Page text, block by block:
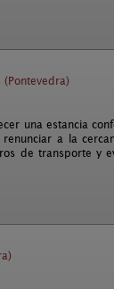
(Pontevedra)
una estancia
a la
de transporte y